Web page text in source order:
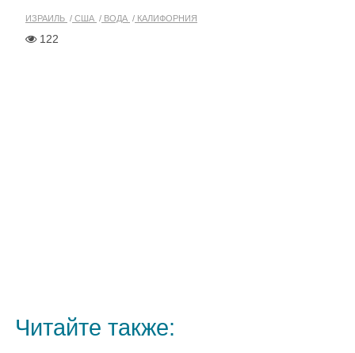
ИЗРАИЛЬ США ВОДА КАЛИФОРНИЯ
122
Читайте также: